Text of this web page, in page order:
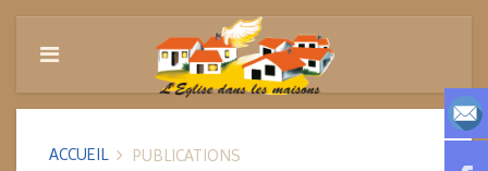
ACCUEIL
PUBLICATIONS